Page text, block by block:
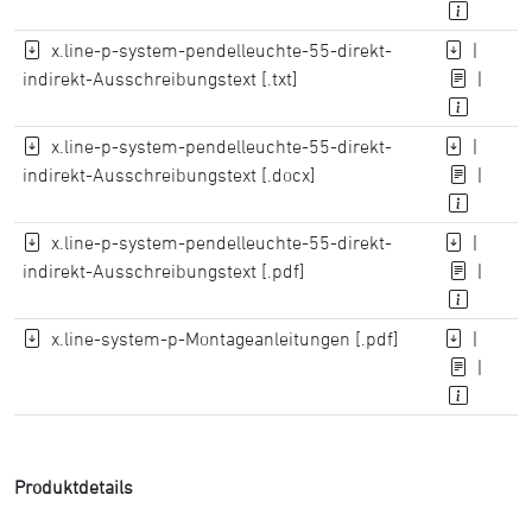
x.line-p-system-pendelleuchte-55-direkt-
indirekt-Ausschreibungstext [.txt]
|
|
x.line-p-system-pendelleuchte-55-direkt-
indirekt-Ausschreibungstext [.docx]
|
|
x.line-p-system-pendelleuchte-55-direkt-
indirekt-Ausschreibungstext [.pdf]
|
|
x.line-system-p-Montageanleitungen [.pdf]
|
|
Produktdetails